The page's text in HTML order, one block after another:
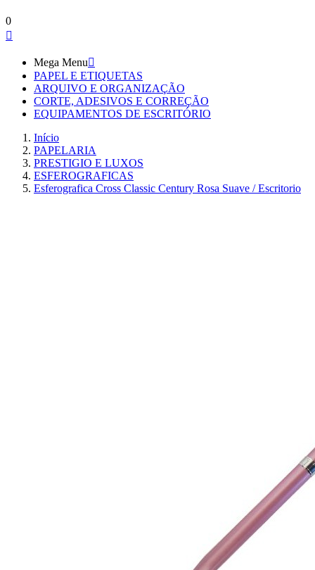
0

Mega Menu
PAPEL E ETIQUETAS
ARQUIVO E ORGANIZAÇÃO
CORTE, ADESIVOS E CORREÇÃO
EQUIPAMENTOS DE ESCRITÓRIO
Início
PAPELARIA
PRESTIGIO E LUXOS
ESFEROGRAFICAS
Esferografica Cross Classic Century Rosa Suave / Escritorio